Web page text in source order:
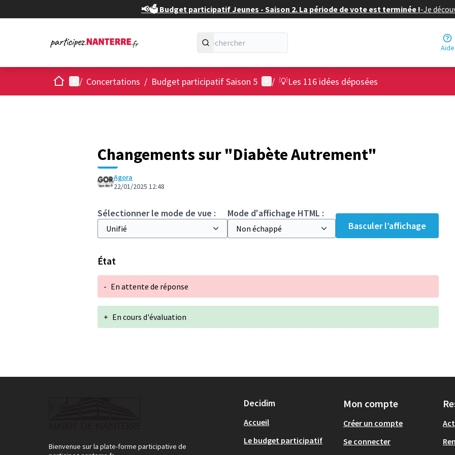
📢🗳️ Budget participatif Jeunes - Saison 2. La période de vote est terminée !-Je
Aide
AccueilMenu principal
/ Concertations / Budget participatif Saison 5 Menu utilisateur
/ 💡Les 116 idées déposées
Changements sur "Diabète Autrement"
Agora
22/01/2025 12:48
Sélectionner le mode de vue :
Mode d'affichage HTML :
Basculer l’affichage
État
- En attente de réponse
+ En cours d'évaluation
Bienvenue sur la plate-forme participative de
Decidim
Accueil
Le budget participatif
Mon compte
Créer un compte
Se connecter